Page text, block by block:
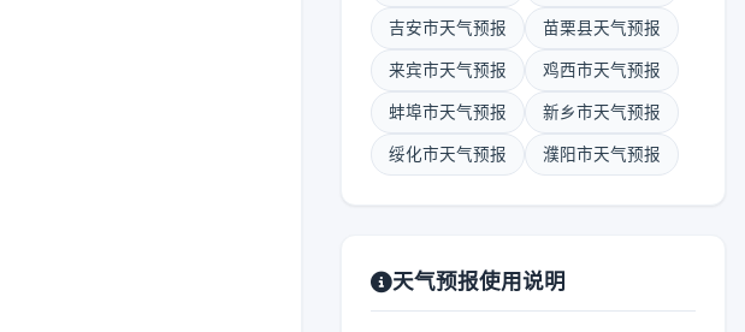
吉安市天气预报 苗栗县天气预报
来宾市天气预报 鸡西市天气预报
蚌埠市天气预报 新乡市天气预报
绥化市天气预报 濮阳市天气预报
天气预报使用说明